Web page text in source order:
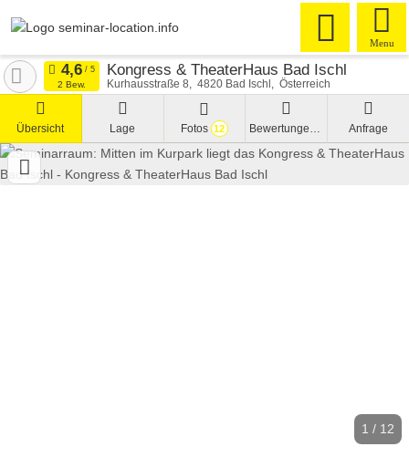
Menu
Kongress & TheaterHaus Bad Ischl
Kurhausstraße 8 4820 Bad Ischl Österreich
2 Bew.
Übersicht Lage Fotos 12 Bewertungen Anfrage
1 / 12